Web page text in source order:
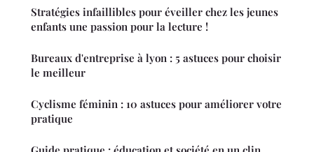
Stratégies infaillibles pour éveiller chez les jeunes
enfants une passion pour la lecture !
Bureaux d'entreprise à lyon : 5 astuces pour choisir
le meilleur
Cyclisme féminin : 10 astuces pour améliorer votre
pratique